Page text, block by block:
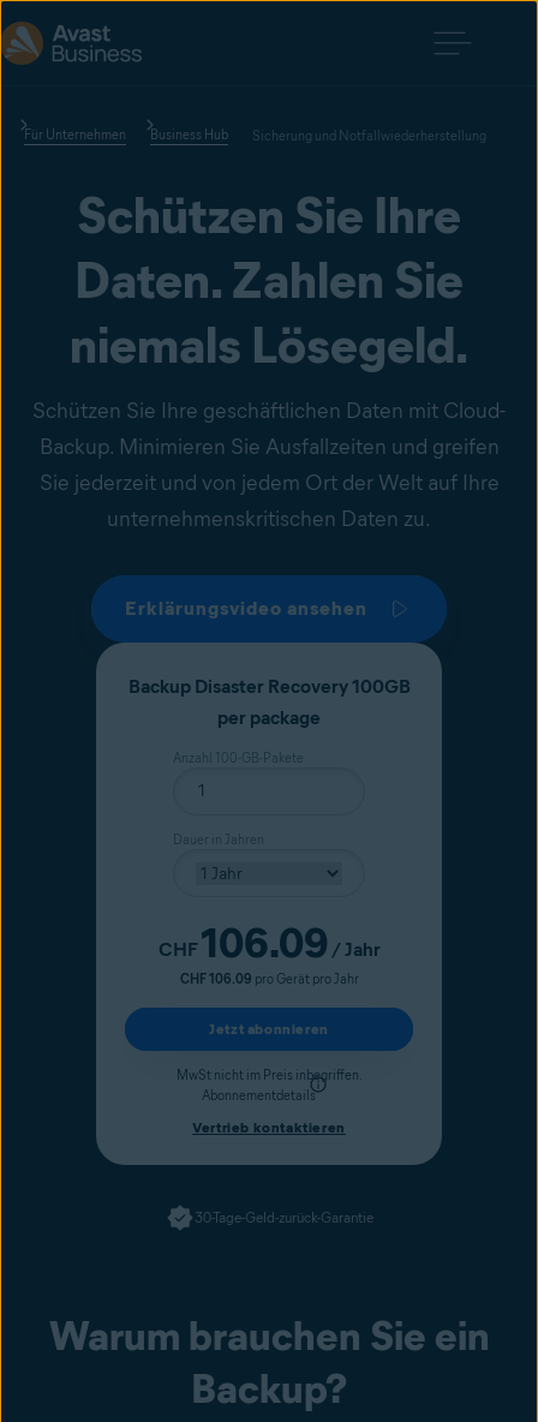
Für Unternehmen Business Hub Sicherung und Notfallwiederherstellung
Schützen Sie Ihre
Daten. Zahlen Sie
niemals Lösegeld.
Schützen Sie Ihre geschäftlichen Daten mit Cloud-
Backup. Minimieren Sie Ausfallzeiten und greifen
Sie jederzeit und von jedem Ort der Welt auf Ihre
unternehmenskritischen Daten zu.
Erklärungsvideo ansehen
Backup Disaster Recovery 100GB
per package
Anzahl 100-GB-Pakete
Dauer in Jahren
Aktueller Preis
CHF106.09 / Jahr
CHF 106.09 pro Gerät pro Jahr
Jetzt abonnieren
MwSt nicht im Preis inbegriffen.
Abonnementdetails
Vertrieb kontaktieren
30-Tage-Geld-zurück-Garantie
Warum brauchen Sie ein
Backup?